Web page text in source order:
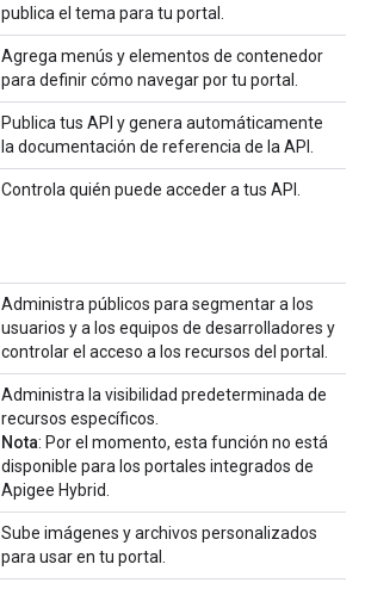
publica el tema para tu portal.
Agrega menús y elementos de contenedor
para definir cómo navegar por tu portal.
Publica tus API y genera automáticamente
la documentación de referencia de la API.
Controla quién puede acceder a tus API.
Administra públicos para segmentar a los
usuarios y a los equipos de desarrolladores y
controlar el acceso a los recursos del portal.
Administra la visibilidad predeterminada de
recursos específicos.
Nota: Por el momento, esta función no está
disponible para los portales integrados de
Apigee Hybrid.
Sube imágenes y archivos personalizados
para usar en tu portal.